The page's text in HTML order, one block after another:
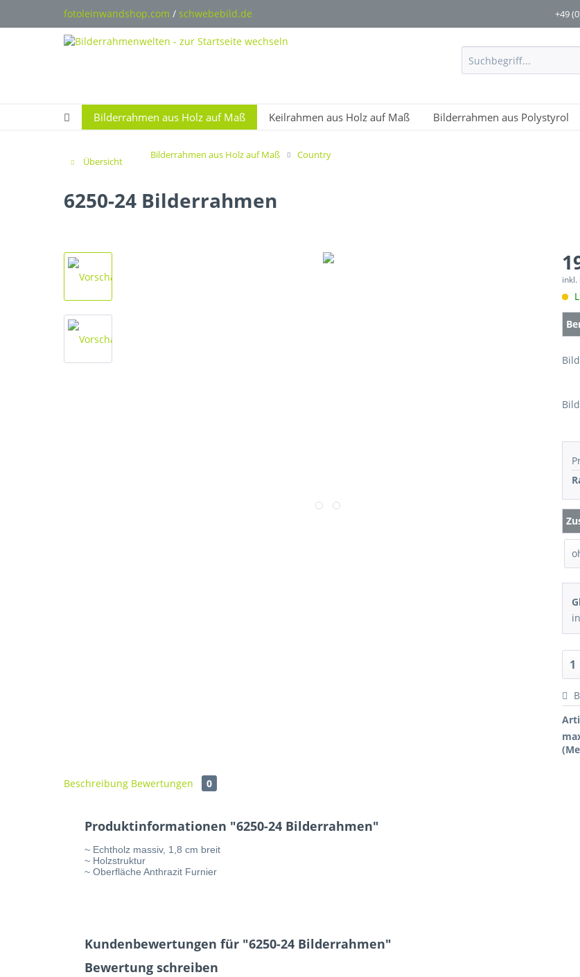
fotoleinwandshop.com / schwebebild.de +49
Bilderrahmen aus Holz auf Maß Keilrahmen aus Holz auf Maß Bilderrahmen aus Polystyrol
Übersicht
Bilderrahmen aus Holz auf Maß Country
6250-24 Bilderrahmen
Beschreibung Bewertungen 0
Produktinformationen "6250-24 Bilderrahmen"
~ Echtholz massiv, 1,8 cm breit
~ Holzstruktur
~ Oberfläche Anthrazit Furnier
Kundenbewertungen für "6250-24 Bilderrahmen"
Bewertung schreiben